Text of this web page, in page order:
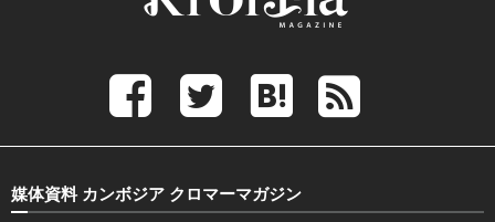
媒体資料 カンボジア クロマーマガジン